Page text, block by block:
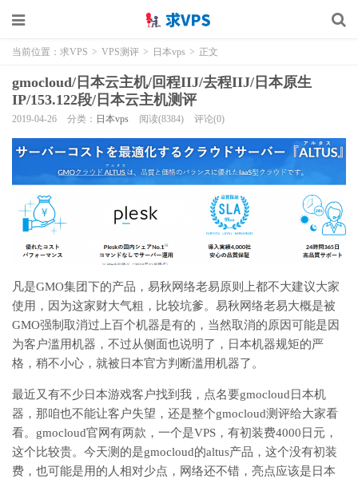
当前位置： 求VPS > VPS测评 > 日本vps > 正文
gmocloud/日本云主机/回程IIJ/去程IIJ/日本原生
IP/153.122段/日本云主机测评
2019-04-26 分类： 日本vps 阅读(8384) 评论(0)
凡是GMO集团下的产品，易秋网络老易原则上都不大建议大家
使用，因为这家财大气粗，比较坑爹。易秋网络老易大概是被
GMO强制取消过上百个机器是有的，当然取消的原因可能是因
为客户滥用机器，不过从侧面也说明了，日本机器规矩的严
格，稍不小心，就被日本官方判断滥用机器了。
最近又有不少日本游戏客户找到我，点名要gmocloud日本机
器，那咱也不能让客户失望，还是整个gmocloud测评给大家看
看。gmocloud官网有两款，一个是VPS，有初装费4000日元，
这个比较贵。今天测的是gmocloud的altus产品，这个没有初装
费，也可能是用的人相对少点，网络还不错，亮点应该是日本